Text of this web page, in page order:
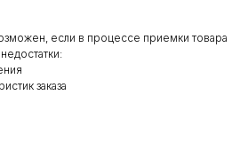
если в процессе приемки товара
заказа